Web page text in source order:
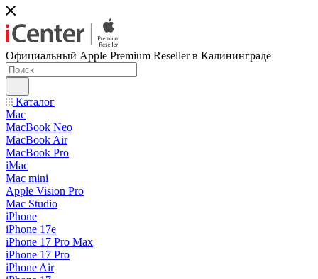
Официальный Apple Premium Reseller в Калининграде
Каталог
Mac
MacBook Neo
MacBook Air
MacBook Pro
iMac
Mac mini
Apple Vision Pro
Mac Studio
iPhone
iPhone 17e
iPhone 17 Pro Max
iPhone 17 Pro
iPhone Air